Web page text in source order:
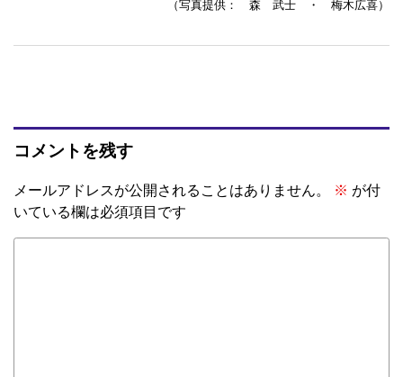
（写真提供： 森 武士 ・ 梅木広喜）
コメントを残す
メールアドレスが公開されることはありません。 ※ が付
いている欄は必須項目です